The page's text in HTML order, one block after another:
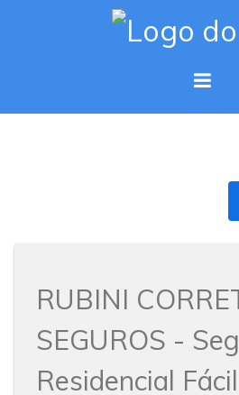
RUBINI
SEGUROS -
Residencial Fácil